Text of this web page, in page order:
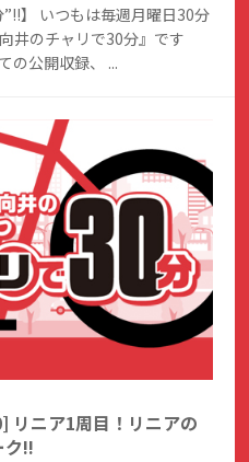
”!!】 いつもは毎週月曜日30分
井のチャリで30分』です
の公開収録、 ...
リニア1周目！リニアの
ク!!